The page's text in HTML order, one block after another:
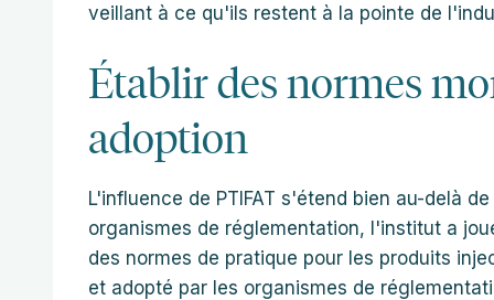
veillant à ce qu'ils restent à la pointe de
Établir des normes
adoption
L'influence de PTIFAT s'étend bien au-delà
organismes de réglementation, l'institut a
des normes de pratique pour les produits
et adopté par les organismes de